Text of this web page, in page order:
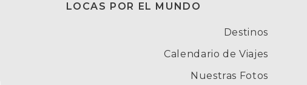
LOCAS POR EL MUNDO
Destinos
Calendario de Viajes
Nuestras Fotos